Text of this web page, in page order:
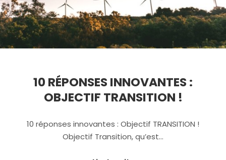
10 RÉPONSES INNOVANTES :
OBJECTIF TRANSITION !
10 réponses innovantes : Objectif TRANSITION !
Objectif Transition, qu’est…